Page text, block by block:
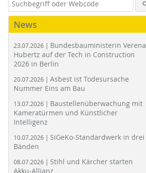
News
23.07.2026 | Bundesbauministerin Verena
Hubertz auf der Tech in Construction
2026 in Berlin
20.07.2026 | Asbest ist Todesursache
Nummer Eins am Bau
13.07.2026 | Baustellenüberwachung mit
Kameratürmen und Künstlicher
Intelligenz
10.07.2026 | SiGeKo-Standardwerk in drei
Bänden
08.07.2026 | Stihl und Kärcher starten
Akku-Allianz